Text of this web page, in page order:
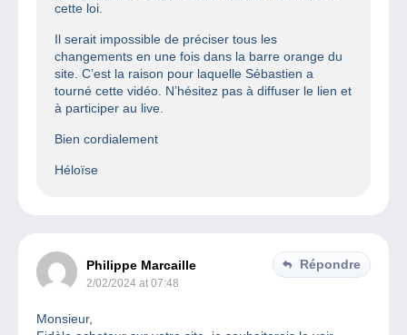
cette loi.
Il serait impossible de préciser tous les
changements en une fois dans la barre orange du
site. C’est la raison pour laquelle Sébastien a
tourné cette vidéo. N’hésitez pas à diffuser le lien et
à participer au live.
Bien cordialement
Héloïse
Philippe Marcaille
2/02/2024 at 07:48
Répondre
Monsieur,